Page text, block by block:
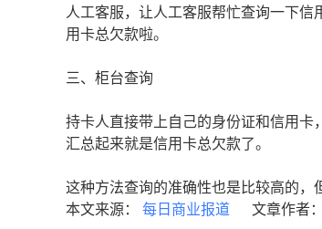
人工客服，让人工客服帮忙查询一下
用卡总欠款啦。
三、柜台查询
持卡人直接带上自己的身份证和信用卡
汇总起来就是信用卡总欠款了。
这种方法查询的准确性也是比较高的，
本文来源： 每日商业报道 文章作者